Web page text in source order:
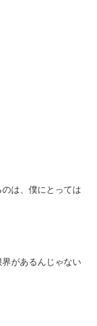
は、僕にとっては
があるんじゃない